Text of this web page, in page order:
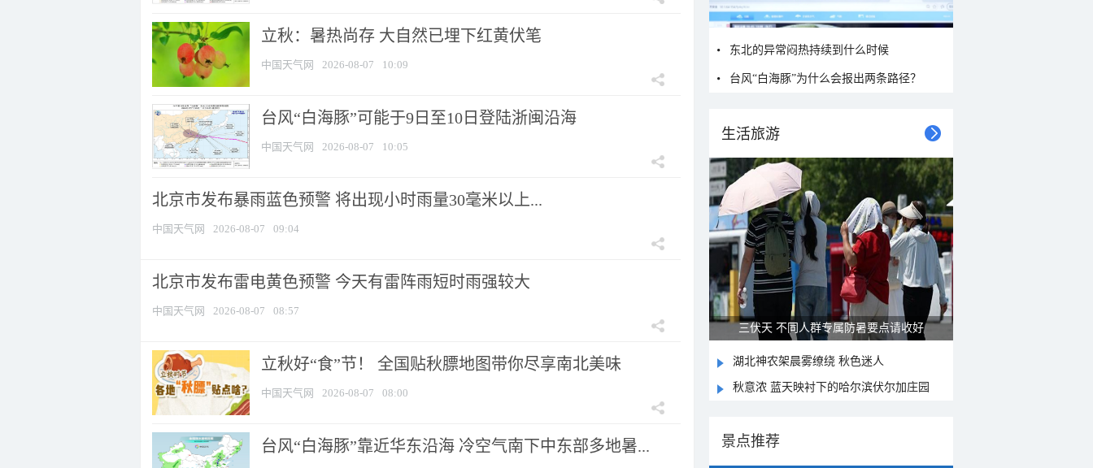
立秋：暑热尚存 大自然已埋下红黄伏笔
中国天气网 2026-08-07 10:09
台风“白海豚”可能于9日至10日登陆浙闽沿海
中国天气网 2026-08-07 10:05
北京市发布暴雨蓝色预警 将出现小时雨量30毫米以上...
中国天气网 2026-08-07 09:04
北京市发布雷电黄色预警 今天有雷阵雨短时雨强较大
中国天气网 2026-08-07 08:57
立秋好“食”节！ 全国贴秋膘地图带你尽享南北美味
中国天气网 2026-08-07 08:00
台风“白海豚”靠近华东沿海 冷空气南下中东部多地暑...
东北的异常闷热持续到什么时候
台风“白海豚”为什么会报出两条路径？
生活旅游
三伏天 不同人群专属防暑要点请收好
湖北神农架晨雾缭绕 秋色迷人
秋意浓 蓝天映衬下的哈尔滨伏尔加庄园
景点推荐